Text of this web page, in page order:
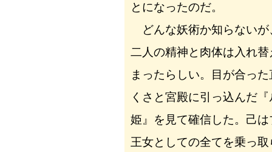
とになったのだ。
どんな妖術か知らないが
二人の精神と肉体は入れ
まったらしい。目が合っ
くさと宮殿に引っ込んだ
姫』を見て確信した。己
王女としての全てを乗っ